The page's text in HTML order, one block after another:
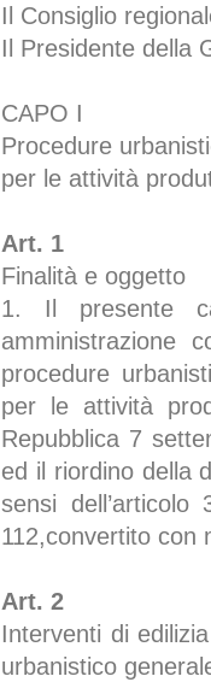
Il Consiglio
Il Presidente della
CAPO I
Procedure
per le attività
Art. 1
Finalità e oggetto
1. Il presente
amministrazione
procedure
per le attività
Repubblica 7
ed il riordino della
sensi
112,convertito con
Art. 2
Interventi di
urbanistico